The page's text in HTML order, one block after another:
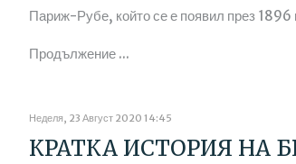
Париж-Рубе, който се е появил през 1896
Продължение ...
Неделя, 23 Август 2020 14:45
КРАТКА ИСТОРИЯ НА